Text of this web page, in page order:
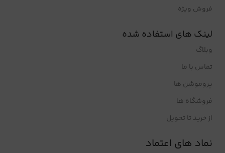
فروش ویژه
لینک های استفاده شده
وبلاگ
تماس با ما
پروموشن ها
فروشگاه ها
از خرید تا تحویل
نماد های اعتماد